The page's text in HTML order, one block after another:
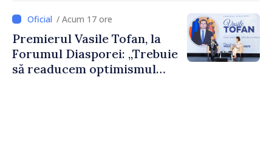
dumneavoastră pentru a
construi comunități mai
puternice”
/ Acum 17 ore
Premierul Vasile Tofan, la
Forumul Diasporei: „Trebuie
să readucem optimismul